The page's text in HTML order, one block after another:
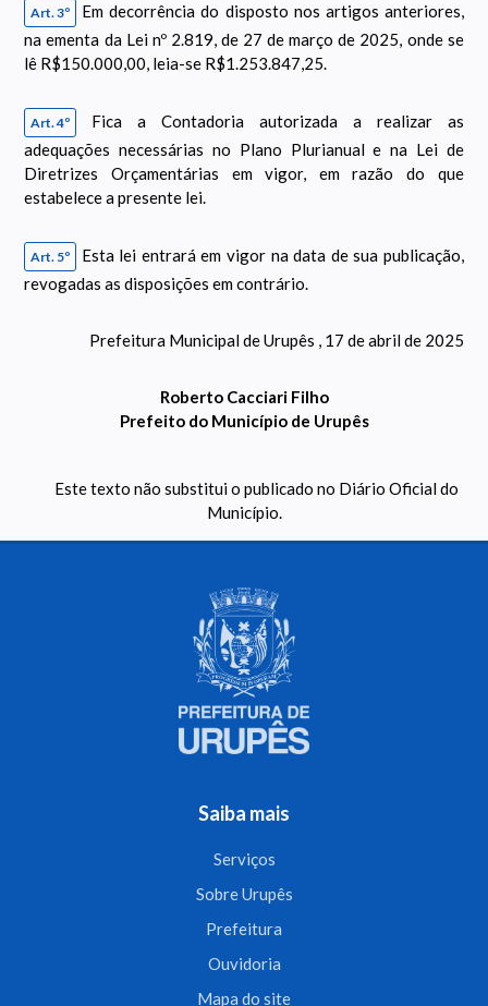
Art. 3º
Em decorrência do disposto nos artigos anteriores,
na ementa da Lei nº 2.819, de 27 de março de 2025, onde se
lê R$150.000,00, leia-se R$1.253.847,25.
Art. 4º
Fica a Contadoria autorizada a realizar as
adequações necessárias no Plano Plurianual e na Lei de
Diretrizes Orçamentárias em vigor, em razão do que
estabelece a presente lei.
Art. 5º
Esta lei entrará em vigor na data de sua publicação,
revogadas as disposições em contrário.
Prefeitura Municipal de Urupês , 17 de abril de 2025
Roberto Cacciari Filho
Prefeito do Município de Urupês
Este texto não substitui o publicado no Diário Oficial do
Município.
Saiba mais
Serviços
Sobre Urupês
Prefeitura
Ouvidoria
Mapa do site